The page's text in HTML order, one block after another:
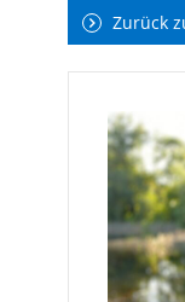
Zurück